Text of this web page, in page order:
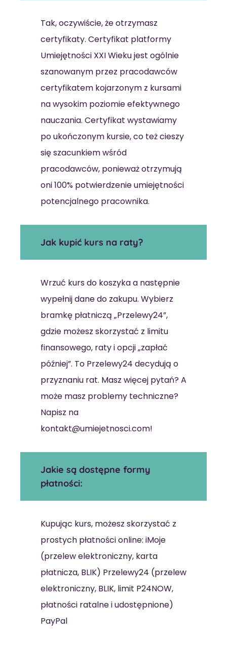
Tak, oczywiście, że otrzymasz
certyfikaty. Certyfikat platformy
Umiejętności XXI Wieku jest ogólnie
szanowanym przez pracodawców
certyfikatem kojarzonym z kursami
na wysokim poziomie efektywnego
nauczania. Certyfikat wystawiamy
po ukończonym kursie, co też cieszy
się szacunkiem wśród
pracodawców, ponieważ otrzymują
oni 100% potwierdzenie umiejętności
potencjalnego pracownika.
Jak kupić kurs na raty?
Wrzuć kurs do koszyka a następnie
wypełnij dane do zakupu. Wybierz
bramkę płatniczą „Przelewy24”,
gdzie możesz skorzystać z limitu
finansowego, raty i opcji „zapłać
później”. To Przelewy24 decydują o
przyznaniu rat. Masz więcej pytań? A
może masz problemy techniczne?
Napisz na
kontakt@umiejetnosci.com!
Jakie są dostępne formy
płatności:
Kupując kurs, możesz skorzystać z
prostych płatności online: iMoje
(przelew elektroniczny, karta
płatnicza, BLIK) Przelewy24 (przelew
elektroniczny, BLIK, limit P24NOW,
płatności ratalne i udostępnione)
PayPal